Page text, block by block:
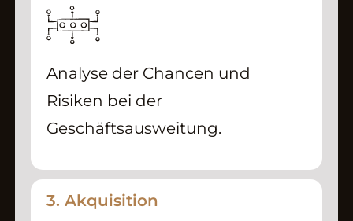
Analyse der Chancen und
Risiken bei der
Geschäftsausweitung.
3. Akquisition